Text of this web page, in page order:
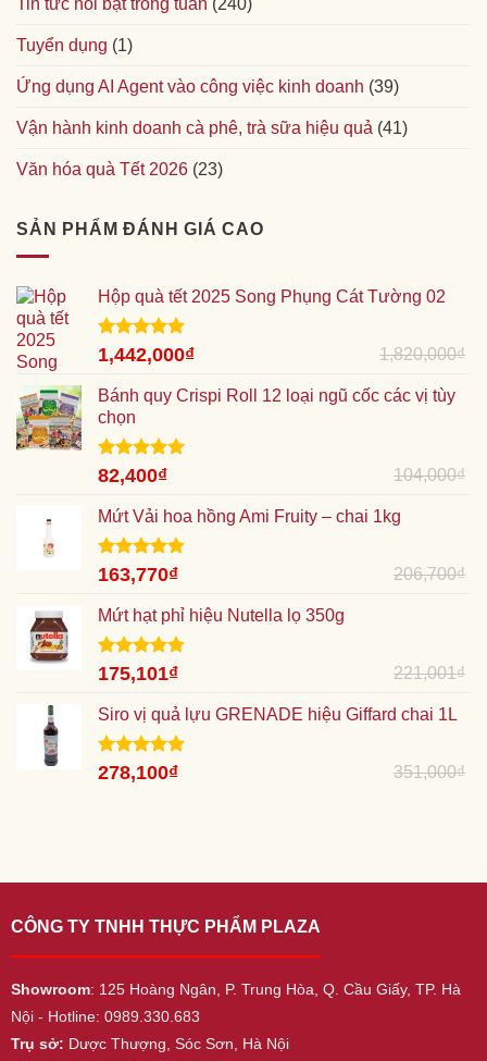
Tin tức nổi bật trong tuần (240)
Tuyển dụng (1)
Ứng dụng AI Agent vào công việc kinh doanh (39)
Vận hành kinh doanh cà phê, trà sữa hiệu quả (41)
Văn hóa quà Tết 2026 (23)
SẢN PHẨM ĐÁNH GIÁ CAO
Hộp quà tết 2025 Song Phụng Cát Tường 02
Được xếp
hạng
5.00
5 sao
1,820,000₫
Giá
là:
1,820,000₫.
1,442,000₫Giá
tại
Bánh quy Crispi Roll 12 loại ngũ cốc các vị tùy
chọn
Được xếp
hạng
5 sao
104,000₫
Giá
là:
104,000₫.
82,400₫Giá
tại
là:
82,400₫.
Mứt Vải hoa hồng Ami Fruity – chai 1kg
Được xếp
hạng
5 sao
206,700₫
Giá
là:
206,700₫.
163,770₫Giá
tại
là:
163,770₫.
Mứt hạt phỉ hiệu Nutella lọ 350g
Được xếp
hạng
5 sao
221,001₫
Giá
là:
221,001₫.
175,101₫Giá
tại
là:
175,101₫.
Siro vị quả lựu GRENADE hiệu Giffard chai 1L
Được xếp
hạng
351,000₫
Giá
278,100₫Giá
CÔNG TY TNHH THỰC PHẨM PLAZA
Showroom: 125 Hoàng Ngân, P. Trung Hòa, Q. Cầu Giấy, TP. Hà
Nội - Hotline: 0989.330.683
Trụ sở: Dược Thượng, Sóc Sơn, Hà Nội